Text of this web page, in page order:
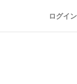
ログイン